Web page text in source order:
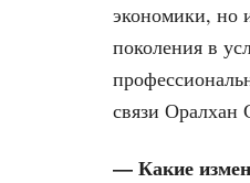
экономики, но
поколения в
связи Оралхан
— Какие